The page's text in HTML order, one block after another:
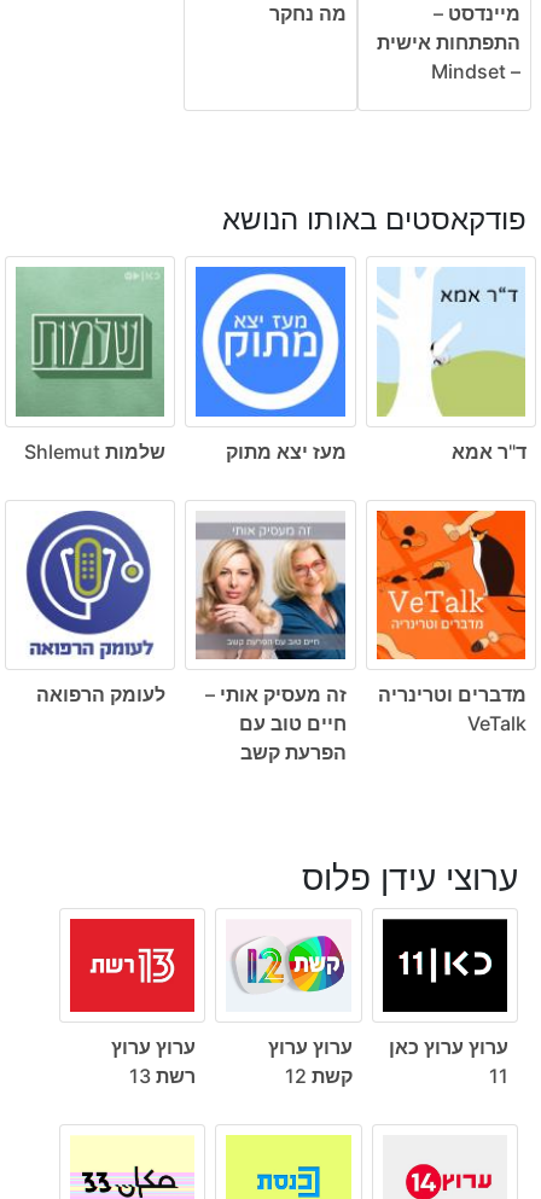
מיינדסט –
התפתחות אישית
– Mindset
מה נחקר
פודקאסטים באותו הנושא
ד"ר אמא מעז יצא מתוק שלמות Shlemut
מדברים וטרינריה
VeTalk
זה מעסיק אותי –
חיים טוב עם
הפרעת קשב
לעומק הרפואה
ערוצי עידן פלוס
ערוץ ערוץ כאן
11
ערוץ ערוץ
קשת 12
ערוץ ערוץ
רשת 13